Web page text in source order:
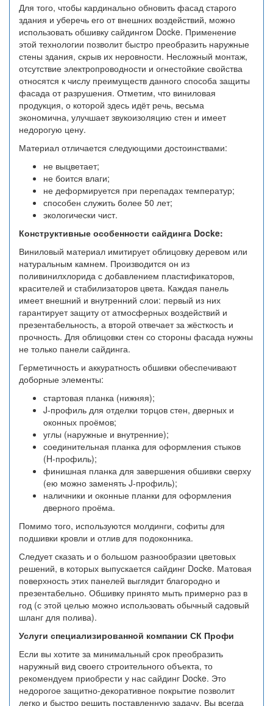
Для того, чтобы кардинально обновить фасад старого
здания и уберечь его от внешних воздействий, можно
использовать обшивку сайдингом Docke. Применение
этой технологии позволит быстро преобразить наружные
стены здания, скрыв их неровности. Несложный монтаж,
отсутствие электропроводности и огнестойкие свойства
относятся к числу преимуществ данного способа защиты
фасада от разрушения. Отметим, что виниловая
продукция, о которой здесь идёт речь, весьма
экономична, улучшает звукоизоляцию стен и имеет
недорогую цену.
Материал отличается следующими достоинствами:
не выцветает;
не боится влаги;
не деформируется при перепадах температур;
способен служить более 50 лет;
экологически чист.
Конструктивные особенности сайдинга Docke:
Виниловый материал имитирует облицовку деревом или
натуральным камнем. Производится он из
поливинилхлорида с добавлением пластификаторов,
красителей и стабилизаторов цвета. Каждая панель
имеет внешний и внутренний слои: первый из них
гарантирует защиту от атмосферных воздействий и
презентабельность, а второй отвечает за жёсткость и
прочность. Для облицовки стен со стороны фасада нужны
не только панели сайдинга.
Герметичность и аккуратность обшивки обеспечивают
доборные элементы:
стартовая планка (нижняя);
J-профиль для отделки торцов стен, дверных и
оконных проёмов;
углы (наружные и внутренние);
соединительная планка для оформления стыков
(H-профиль);
финишная планка для завершения обшивки сверху
(ею можно заменять J-профиль);
наличники и оконные планки для оформления
дверного проёма.
Помимо того, используются молдинги, софиты для
подшивки кровли и отлив для подоконника.
Следует сказать и о большом разнообразии цветовых
решений, в которых выпускается сайдинг Docke. Матовая
поверхность этих панелей выглядит благородно и
презентабельно. Обшивку принято мыть примерно раз в
год (с этой целью можно использовать обычный садовый
шланг для полива).
Услуги специализированной компании СК Профи
Если вы хотите за минимальный срок преобразить
наружный вид своего строительного объекта, то
рекомендуем приобрести у нас сайдинг Docke. Это
недорогое защитно-декоративное покрытие позволит
легко и быстро решить поставленную задачу. Вы всегда